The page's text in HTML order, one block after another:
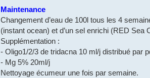
Maintenance
Changement d’eau de 100l tous les 4
(instant ocean) et d’un sel enrichi (RED
Supplémentation :
- Oligo1/2/3 de tridacna 10 ml/j distribué par
- Mg 5% 20ml/j
Nettoyage écumeur une fois par semaine.